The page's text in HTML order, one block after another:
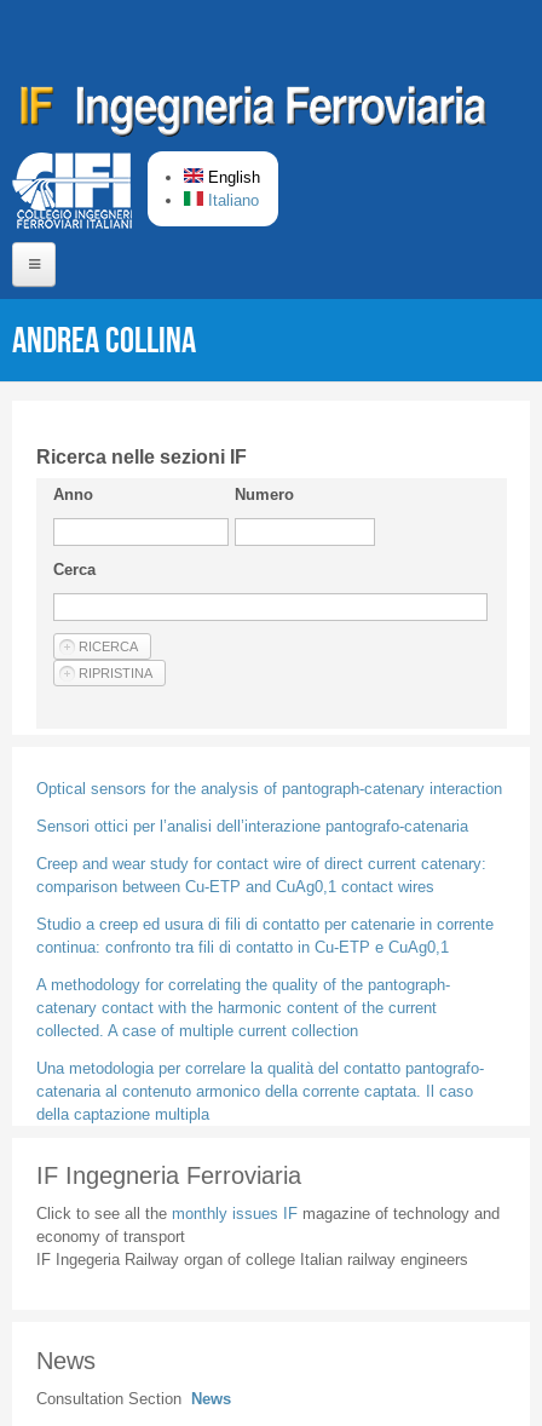
English
Italiano
Short presentation CIFI
Guideline
Privacy & Policy
Articles
Andrea COLLINA
Ricerca nelle sezioni IF
Anno Numero
Cerca
Optical sensors for the analysis of pantograph-catenary interaction
Sensori ottici per l’analisi dell’interazione pantografo-catenaria
Creep and wear study for contact wire of direct current catenary:
comparison between Cu-ETP and CuAg0,1 contact wires
Studio a creep ed usura di fili di contatto per catenarie in corrente
continua: confronto tra fili di contatto in Cu-ETP e CuAg0,1
A methodology for correlating the quality of the pantograph-
catenary contact with the harmonic content of the current
collected. A case of multiple current collection
Una metodologia per correlare la qualità del contatto pantografo-
catenaria al contenuto armonico della corrente captata. Il caso
della captazione multipla
IF Ingegneria Ferroviaria
Click to see all the monthly issues IF magazine of technology and
economy of transport
IF Ingegeria Railway organ of college Italian railway engineers
News
Consultation Section News